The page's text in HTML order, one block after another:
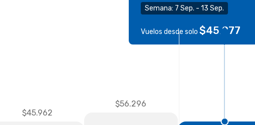
Semana: 7 Sep. - 13 Sep.
Vuelos desde solo$45.877
$45.962
$56.296